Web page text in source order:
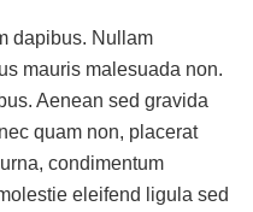
dapibus. Nullam
mauris malesuada non.
Aenean sed gravida
quam non, placerat
condimentum
eleifend ligula sed